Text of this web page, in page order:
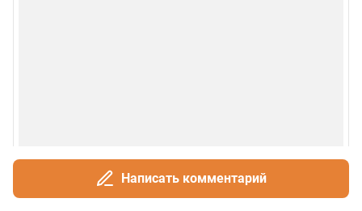
Написать комментарий